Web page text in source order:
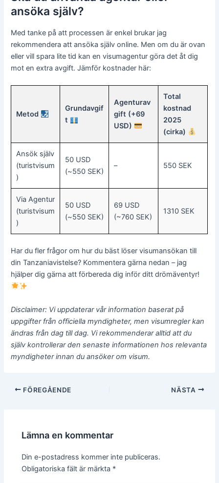
ansöka själv?
Med tanke på att processen är enkel brukar jag
rekommendera att ansöka själv online. Men om du är ovan
eller vill spara lite tid kan en visumagentur göra det åt dig
mot en extra avgift. Jämför kostnader här:
Metod
Grundavgif
t
Agenturav
gift (+69
USD)
Total
kostnad
2025
(cirka)
Ansök själv
(turistvisum
)
50 USD
(~550 SEK)
– 550 SEK
Via Agentur
(turistvisum
)
50 USD
(~550 SEK)
69 USD
(~760 SEK)
1310 SEK
Har du fler frågor om hur du bäst löser visumansökan till
din Tanzaniavistelse? Kommentera gärna nedan – jag
hjälper dig gärna att förbereda dig inför ditt drömäventyr!
Disclaimer: Vi uppdaterar vår information baserat på
uppgifter från officiella myndigheter, men visumregler kan
ändras från dag till dag. Vi rekommenderar alltid att du
själv kontrollerar den senaste informationen hos relevanta
myndigheter innan du ansöker om visum.
Inläggsnavigering
FÖREGÅENDE NÄSTA
Lämna en kommentar
Din e-postadress kommer inte publiceras.
Obligatoriska fält är märkta *